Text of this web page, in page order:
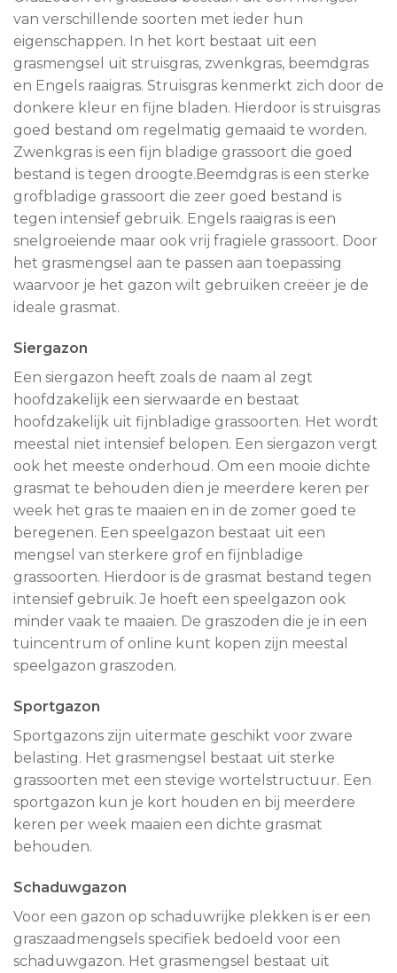
van verschillende soorten met ieder hun
eigenschappen. In het kort bestaat uit een
grasmengsel uit struisgras, zwenkgras, beemdgras
en Engels raaigras. Struisgras kenmerkt zich door de
donkere kleur en fijne bladen. Hierdoor is struisgras
goed bestand om regelmatig gemaaid te worden.
Zwenkgras is een fijn bladige grassoort die goed
bestand is tegen droogte.Beemdgras is een sterke
grofbladige grassoort die zeer goed bestand is
tegen intensief gebruik. Engels raaigras is een
snelgroeiende maar ook vrij fragiele grassoort. Door
het grasmengsel aan te passen aan toepassing
waarvoor je het gazon wilt gebruiken creëer je de
ideale grasmat.
Siergazon
Een siergazon heeft zoals de naam al zegt
hoofdzakelijk een sierwaarde en bestaat
hoofdzakelijk uit fijnbladige grassoorten. Het wordt
meestal niet intensief belopen. Een siergazon vergt
ook het meeste onderhoud. Om een mooie dichte
grasmat te behouden dien je meerdere keren per
week het gras te maaien en in de zomer goed te
beregenen. Een speelgazon bestaat uit een
mengsel van sterkere grof en fijnbladige
grassoorten. Hierdoor is de grasmat bestand tegen
intensief gebruik. Je hoeft een speelgazon ook
minder vaak te maaien. De graszoden die je in een
tuincentrum of online kunt kopen zijn meestal
speelgazon graszoden.
Sportgazon
Sportgazons zijn uitermate geschikt voor zware
belasting. Het grasmengsel bestaat uit sterke
grassoorten met een stevige wortelstructuur. Een
sportgazon kun je kort houden en bij meerdere
keren per week maaien een dichte grasmat
behouden.
Schaduwgazon
Voor een gazon op schaduwrijke plekken is er een
graszaadmengsels specifiek bedoeld voor een
schaduwgazon. Het grasmengsel bestaat uit